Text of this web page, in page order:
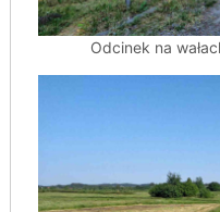
Odcinek na